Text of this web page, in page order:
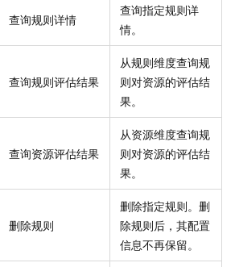
查询规则详情
查询指定规则详
情。
查询规则评估结果
从规则维度查询规
则对资源的评估结
果。
查询资源评估结果
从资源维度查询规
则对资源的评估结
果。
删除规则
删除指定规则。删
除规则后，其配置
信息不再保留。